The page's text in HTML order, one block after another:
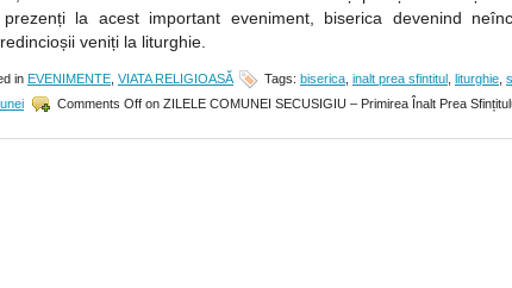
la acest important eveniment, biserica devenind
veniți la liturghie.
in EVENIMENTE VIATA RELIGIOASĂ Tags: biserica inalt prea sfintitul liturghie
Comments Off on ZILELE COMUNEI SECUSIGIU – Primirea Înalt Prea